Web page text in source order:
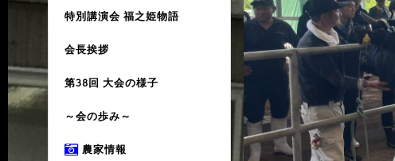
特別講演会 福之姫物語
会長挨拶
第38回 大会の様子
～会の歩み～
農家情報